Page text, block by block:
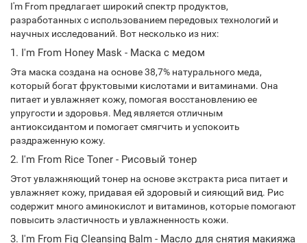
I'm From предлагает широкий спектр продуктов,
разработанных с использованием передовых технологий и
научных исследований. Вот несколько из них:
1. I'm From Honey Mask - Маска с медом
Эта маска создана на основе 38,7% натурального меда,
который богат фруктовыми кислотами и витаминами. Она
питает и увлажняет кожу, помогая восстановлению ее
упругости и здоровья. Мед является отличным
антиоксидантом и помогает смягчить и успокоить
раздраженную кожу.
2. I'm From Rice Toner - Рисовый тонер
Этот увлажняющий тонер на основе экстракта риса питает и
увлажняет кожу, придавая ей здоровый и сияющий вид. Рис
содержит много аминокислот и витаминов, которые помогают
повысить эластичность и увлажненность кожи.
3. I'm From Fig Cleansing Balm - Масло для снятия макияжа